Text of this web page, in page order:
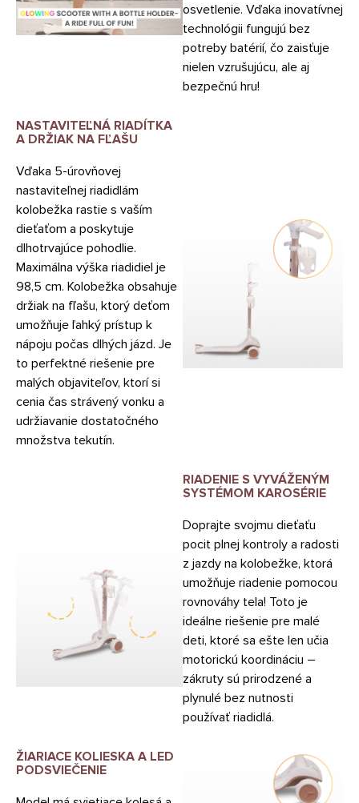
osvetlenie. Vďaka inovatívnej
technológii fungujú bez
potreby batérií, čo zaisťuje
nielen vzrušujúcu, ale aj
bezpečnú hru!
NASTAVITEĽNÁ RIADÍTKA
A DRŽIAK NA FĽAŠU
Vďaka 5-úrovňovej
nastaviteľnej riadidlám
kolobežka rastie s vaším
dieťaťom a poskytuje
dlhotrvajúce pohodlie.
Maximálna výška riadidiel je
98,5 cm. Kolobežka obsahuje
držiak na fľašu, ktorý deťom
umožňuje ľahký prístup k
nápoju počas dlhých jázd. Je
to perfektné riešenie pre
malých objaviteľov, ktorí si
cenia čas strávený vonku a
udržiavanie dostatočného
množstva tekutín.
RIADENIE S VYVÁŽENÝM
SYSTÉMOM KAROSÉRIE
Doprajte svojmu dieťaťu
pocit plnej kontroly a radosti
z jazdy na kolobežke, ktorá
umožňuje riadenie pomocou
rovnováhy tela! Toto je
ideálne riešenie pre malé
deti, ktoré sa ešte len učia
motorickú koordináciu –
zákruty sú prirodzené a
plynulé bez nutnosti
používať riadidlá.
ŽIARIACE KOLIESKA A LED
PODSVIEČENIE